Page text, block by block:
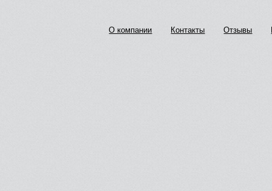
О компании Контакты Отзывы